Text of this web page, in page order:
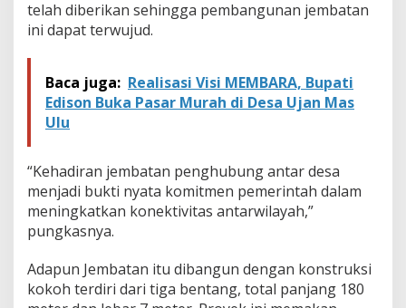
u
s
m
n
telah diberikan sehingga pembangunan jembatan
ini dapat terwujud.
Baca juga: Realisasi Visi MEMBARA, Bupati
Edison Buka Pasar Murah di Desa Ujan Mas
Ulu
“Kehadiran jembatan penghubung antar desa
menjadi bukti nyata komitmen pemerintah dalam
meningkatkan konektivitas antarwilayah,”
pungkasnya.
Adapun Jembatan itu dibangun dengan konstruksi
kokoh terdiri dari tiga bentang, total panjang 180